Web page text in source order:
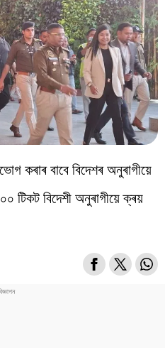
কৰাৰ বাবে বিদেশৰ অনুৰাগীয়ে
টিকট বিদেশী অনুৰাগীয়ে ক্ৰয়